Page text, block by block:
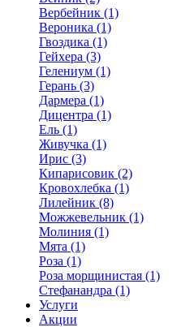
Вербейник (1)
Вероника (1)
Гвоздика (1)
Гейхера (3)
Гелениум (1)
Герань (3)
Дармера (1)
Дицентра (1)
Ель (1)
Живучка (1)
Ирис (3)
Кипарисовик (2)
Кровохлебка (1)
Лилейник (8)
Можжевельник (1)
Молиния (1)
Мята (1)
Роза (1)
Роза морщинистая (1)
Стефанандра (1)
Услуги
Акции